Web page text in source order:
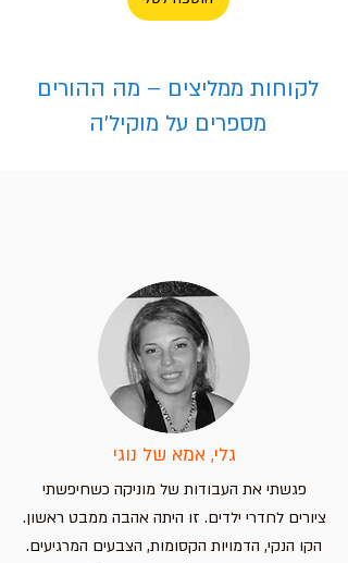
לימוד מהנה לילדים
מחיר
הוספה לסל
בירה
מחיר
הוספה לסל
מחיר‏25.00 ‏₪
הוספה לסל
חווית למידה מהנה לילדים!
מחיר
הוספה לסל
לקוחות ממליצים – מה ההורים
מספרים על מוקיל'ה
גלי, אמא של נוגי
פגשתי את העבודות של מוניקה כשחיפשתי
ציורים לחדרי ילדים. זו היתה אהבה ממבט ראשון.
הקו הנקי, הדמויות הקסומות, הצבעים המרגיעים.